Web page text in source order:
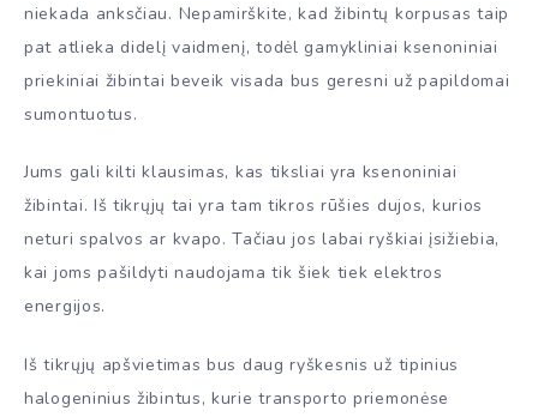
niekada anksčiau. Nepamirškite, kad žibintų korpusas taip
pat atlieka didelį vaidmenį, todėl gamykliniai ksenoniniai
priekiniai žibintai beveik visada bus geresni už papildomai
sumontuotus.
Jums gali kilti klausimas, kas tiksliai yra ksenoniniai
žibintai. Iš tikrųjų tai yra tam tikros rūšies dujos, kurios
neturi spalvos ar kvapo. Tačiau jos labai ryškiai įsižiebia,
kai joms pašildyti naudojama tik šiek tiek elektros
energijos.
Iš tikrųjų apšvietimas bus daug ryškesnis už tipinius
halogeninius žibintus, kurie transporto priemonėse